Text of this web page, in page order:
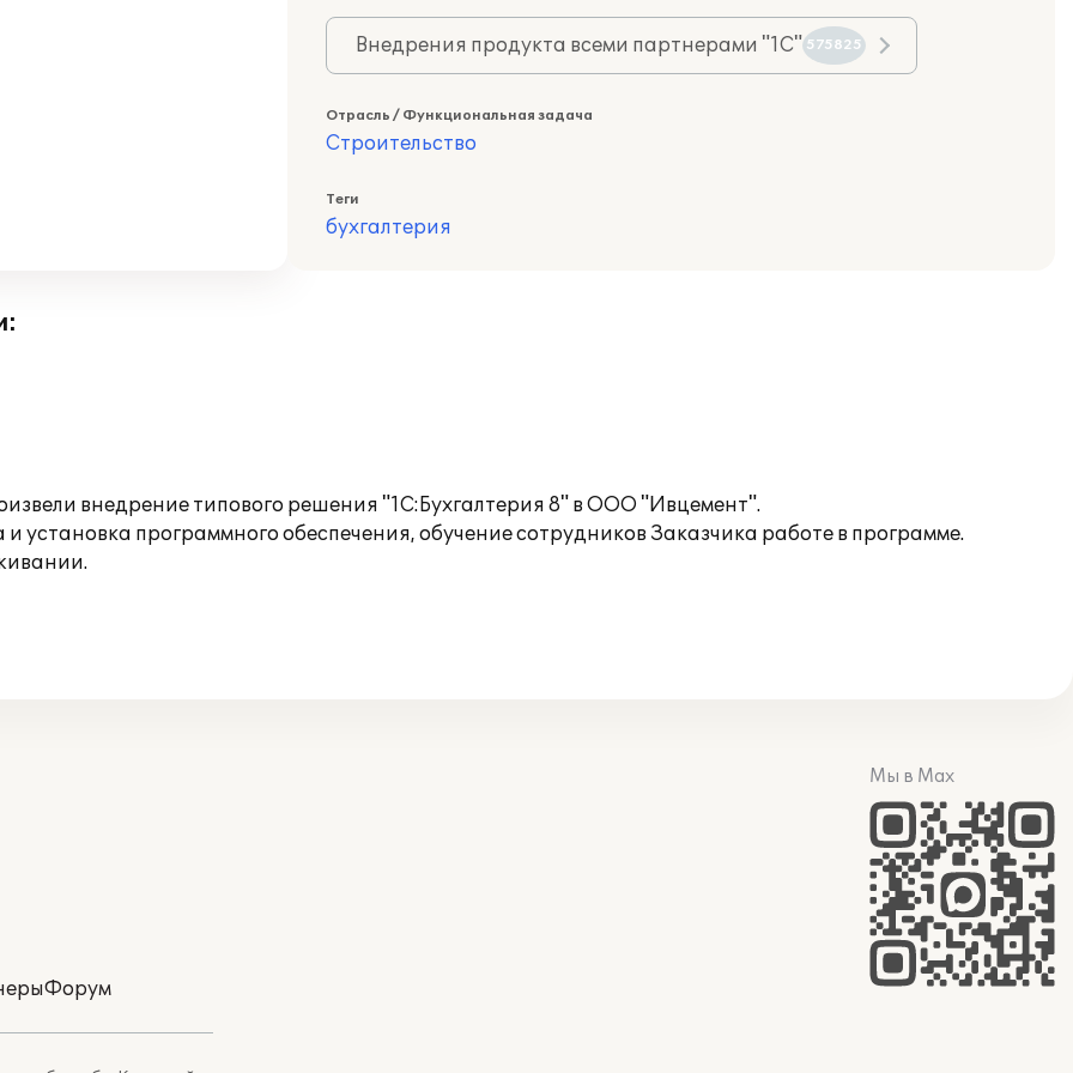
Внедрения продукта всеми партнерами "1С" 575825
Отрасль / Функциональная задача
Строительство
Теги
бухгалтерия
внедрение типового решения "1С:Бухгалтерия 8" в ООО "Ивцемент".
установка программного обеспечения, обучение сотрудников Заказчика работе в программе.
Форум
Мы в Max